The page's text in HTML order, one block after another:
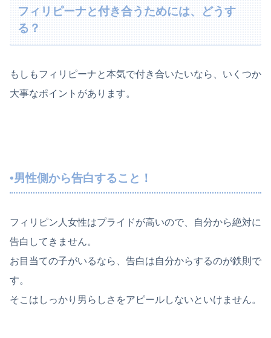
フィリピーナと付き合うためには、どうす
る？
もしもフィリピーナと本気で付き合いたいなら、いくつか
大事なポイントがあります。
•男性側から告白すること！
フィリピン人女性はプライドが高いので、自分から絶対に
告白してきません。
お目当ての子がいるなら、告白は自分からするのが鉄則で
す。
そこはしっかり男らしさをアピールしないといけません。